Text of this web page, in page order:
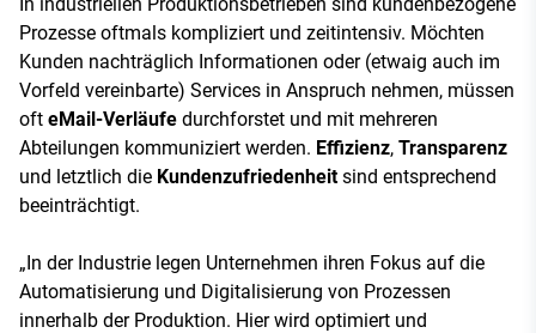
Prozesse oftmals kompliziert und zeitintensiv. Möchten
Kunden nachträglich Informationen oder (etwaig auch im
Vorfeld vereinbarte) Services in Anspruch nehmen, müssen
oft eMail-Verläufe durchforstet und mit mehreren
Abteilungen kommuniziert werden. Effizienz, Transparenz
und letztlich die Kundenzufriedenheitsind entsprechend
beeinträchtigt.
„In der Industrie legen Unternehmen ihren Fokus auf die
Automatisierung und Digitalisierung von Prozessen
innerhalb der Produktion. Hier wird optimiert und